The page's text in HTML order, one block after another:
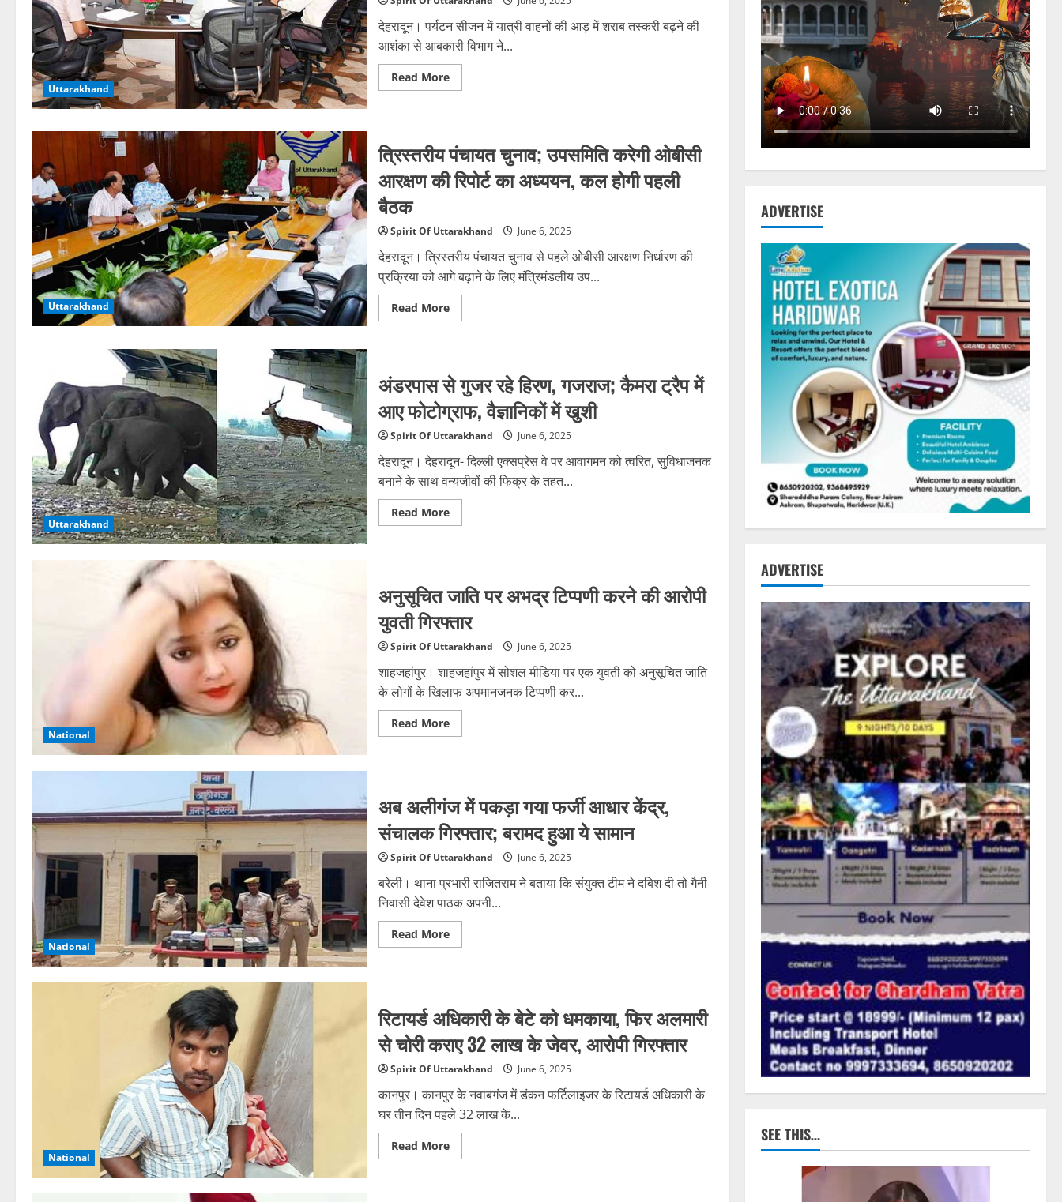
को
सूटकेस
भरा,
दिल
ही
दिए
थे
Uttarakhand
देहरादून। पर्यटन सीजन में यात्री वाहनों की आड़ में शराब तस्करी बढ़ने की
आशंका से आबकारी विभाग ने...
Read MoreRead
more
यात्री
वाहनों
की
आड़
में
की
आबकारी
विभाग
अलर्ट
Uttarakhand
त्रिस्तरीय पंचायत चुनाव; उपसमिति करेगी ओबीसी
आरक्षण की रिपोर्ट का अध्ययन, कल होगी पहली
बैठक
Spirit Of Uttarakhand June 6, 2025
देहरादून। त्रिस्तरीय पंचायत चुनाव से पहले ओबीसी आरक्षण निर्धारण की
प्रक्रिया को आगे बढ़ाने के लिए मंत्रिमंडलीय उप...
Read MoreRead
more
उपसमिति
करेगी
ओबीसी
आरक्षण
की
का
कल
होगी
पहली
Uttarakhand
अंडरपास से गुजर रहे हिरण, गजराज; कैमरा ट्रैप में
आए फोटोग्राफ, वैज्ञानिकों में खुशी
Spirit Of Uttarakhand June 6, 2025
देहरादून। देहरादून- दिल्ली एक्सप्रेस वे पर आवागमन को त्वरित, सुविधाजनक
बनाने के साथ वन्यजीवों की फिक्र के तहत...
Read MoreRead
more
हिरण,
गजराज;
ट्रैप
में
आए
फोटोग्राफ,
वैज्ञानिकों
में
खुशी
National
अनुसूचित जाति पर अभद्र टिप्पणी करने की आरोपी
युवती गिरफ्तार
Spirit Of Uttarakhand June 6, 2025
शाहजहांपुर। शाहजहांपुर में सोशल मीडिया पर एक युवती को अनुसूचित जाति
के लोगों के खिलाफ अपमानजनक टिप्पणी कर...
Read MoreRead
more
टिप्पणी
करने
की
आरोपी
युवती
गिरफ्तार
National
अब अलीगंज में पकड़ा गया फर्जी आधार केंद्र,
संचालक गिरफ्तार; बरामद हुआ ये सामान
Spirit Of Uttarakhand June 6, 2025
बरेली। थाना प्रभारी राजितराम ने बताया कि संयुक्त टीम ने दबिश दी तो गैनी
निवासी देवेश पाठक अपनी...
Read MoreRead
more
गया
फर्जी
आधार
केंद्र,
संचालक
गिरफ्तार;
बरामद
हुआ
ये
सामान
National
रिटायर्ड अधिकारी के बेटे को धमकाया, फिर अलमारी
से चोरी कराए 32 लाख के जेवर, आरोपी गिरफ्तार
Spirit Of Uttarakhand June 6, 2025
कानपुर। कानपुर के नवाबगंज में डंकन फर्टिलाइजर के रिटायर्ड अधिकारी के
घर तीन दिन पहले 32 लाख के...
Read MoreRead
more
ADVERTISE
ADVERTISE
SEE THIS…